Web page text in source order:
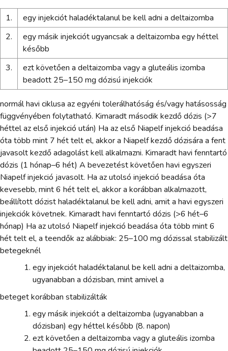
1.
egy injekciót haladéktalanul be kell adni a deltaizomba
2.
egy másik injekciót ugyancsak a deltaizomba egy héttel
később
3.
ezt követően a deltaizomba vagy a gluteális izomba
beadott 25–150 mg dózisú injekciók
normál havi ciklusa az egyéni tolerálhatóság és/vagy hatásosság
függvényében folytatható. Kimaradt második kezdő dózis (>7
héttel az első injekció után) Ha az első Niapelf injekció beadása
óta több mint 7 hét telt el, akkor a Niapelf kezdő dózisára a fent
javasolt kezdő adagolást kell alkalmazni. Kimaradt havi fenntartó
dózis (1 hónap–6 hét) A bevezetést követően havi egyszeri
Niapelf injekció javasolt. Ha az utolsó injekció beadása óta
kevesebb, mint 6 hét telt el, akkor a korábban alkalmazott,
beállított dózist haladéktalanul be kell adni, amit a havi egyszeri
injekciók követnek. Kimaradt havi fenntartó dózis (>6 hét–6
hónap) Ha az utolsó Niapelf injekció beadása óta több mint 6
hét telt el, a teendők az alábbiak: 25–100 mg dózissal stabilizált
betegeknél
egy injekciót haladéktalanul be kell adni a deltaizomba,
ugyanabban a dózisban, mint amivel a
beteget korábban stabilizálták
egy másik injekciót a deltaizomba (ugyanabban a
dózisban) egy héttel később (8. napon)
ezt követően a deltaizomba vagy a gluteális izomba